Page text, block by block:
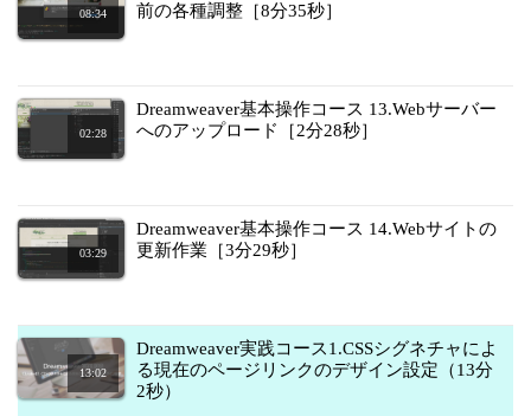
08:34
前の各種調整［8分35秒］
02:28
Dreamweaver基本操作コース 13.Webサーバー
へのアップロード［2分28秒］
03:29
Dreamweaver基本操作コース 14.Webサイトの
更新作業［3分29秒］
13:02
Dreamweaver実践コース1.CSSシグネチャによ
る現在のページリンクのデザイン設定（13分
2秒）